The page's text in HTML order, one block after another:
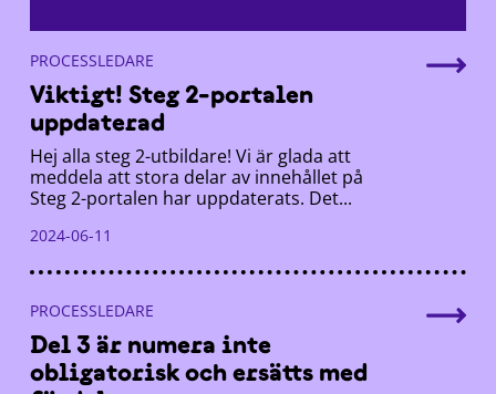
PROCESSLEDARE
Viktigt! Steg 2-portalen
uppdaterad
Hej alla steg 2-utbildare! Vi är glada att
meddela att stora delar av innehållet på
Steg 2-portalen har uppdaterats. Det...
2024-06-11
PROCESSLEDARE
Del 3 är numera inte
obligatorisk och ersätts med